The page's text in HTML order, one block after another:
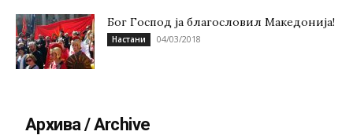
Бог Господ ја благословил Македонија!
Настани 04/03/2018
Архива / Archive